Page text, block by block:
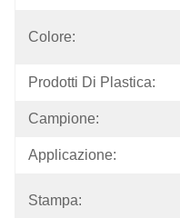
Colore:
Prodotti Di Plastica:
Campione:
Applicazione:
Stampa: